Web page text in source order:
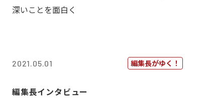
深いことを面白く
2021.05.01 編集長がゆく！
編集長インタビュー